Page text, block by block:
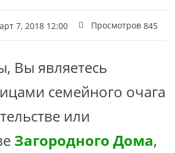
7, 2018 12:00 Просмотров 845
Вы являетесь
семейного очага
или
Загородного Дома,